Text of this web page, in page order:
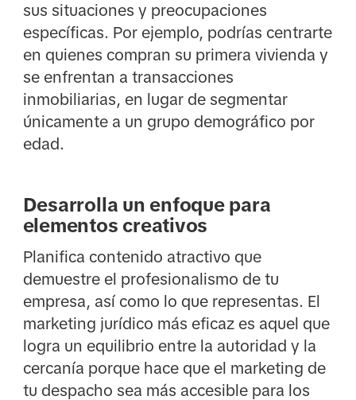
sus situaciones y preocupaciones
específicas. Por ejemplo, podrías centrarte
en quienes compran su primera vivienda y
se enfrentan a transacciones
inmobiliarias, en lugar de segmentar
únicamente a un grupo demográfico por
edad.
Desarrolla un enfoque para
elementos creativos
Planifica contenido atractivo que
demuestre el profesionalismo de tu
empresa, así como lo que representas. El
marketing jurídico más eficaz es aquel que
logra un equilibrio entre la autoridad y la
cercanía porque hace que el marketing de
tu despacho sea más accesible para los